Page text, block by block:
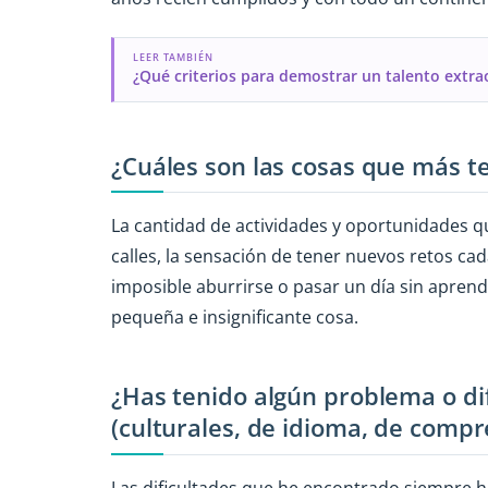
LEER TAMBIÉN
¿Qué criterios para demostrar un talento
¿Cuáles son las cosas que más
La cantidad de actividades y oportunidades
calles, la sensación de tener nuevos retos
imposible aburrirse o pasar un día sin
pequeña e insignificante cosa.
¿Has tenido algún problema o
(culturales, de idioma, de